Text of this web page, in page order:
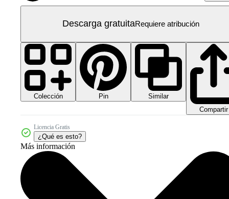
Descarga gratuitaRequiere atribución
Colección Pin
Similar
Compartir
Licencia Gratis
¿Qué es esto?
Más información